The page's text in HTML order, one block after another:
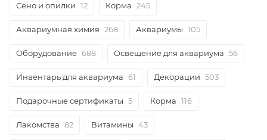
Сено и опилки 12 Корма 245
Аквариумная химия 268 Аквариумы 105
Оборудование 688 Освещение для аквариума 56
Инвентарь для аквариума 61 Декорации 503
Подарочные сертификаты 5 Корма 116
Лакомства 82 Витамины 43